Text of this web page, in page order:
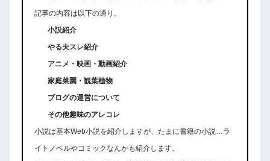
記事の内容は以下の通り。
小説紹介
やる夫スレ紹介
アニメ・映画・動画紹介
家庭菜園・観葉植物
ブログの運営について
その他趣味のアレコレ
小説は基本Web小説を紹介しますが、たまに書籍の小説…ラ
イトノベルやコミックなんかも紹介します。